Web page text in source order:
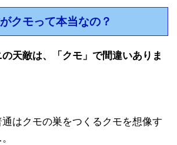
クモって本当なの？
の天敵は、「クモ」で間違いありま
はクモの巣をつくるクモを想像す